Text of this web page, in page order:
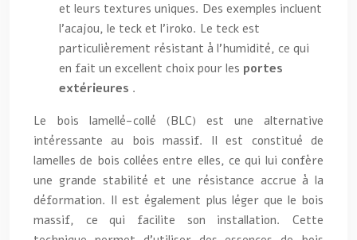
et leurs textures uniques. Des exemples incluent
l’acajou, le teck et l’iroko. Le teck est
particulièrement résistant à l’humidité, ce qui
en fait un excellent choix pour les portes
extérieures .
Le bois lamellé-collé (BLC) est une alternative
intéressante au bois massif. Il est constitué de
lamelles de bois collées entre elles, ce qui lui confère
une grande stabilité et une résistance accrue à la
déformation. Il est également plus léger que le bois
massif, ce qui facilite son installation. Cette